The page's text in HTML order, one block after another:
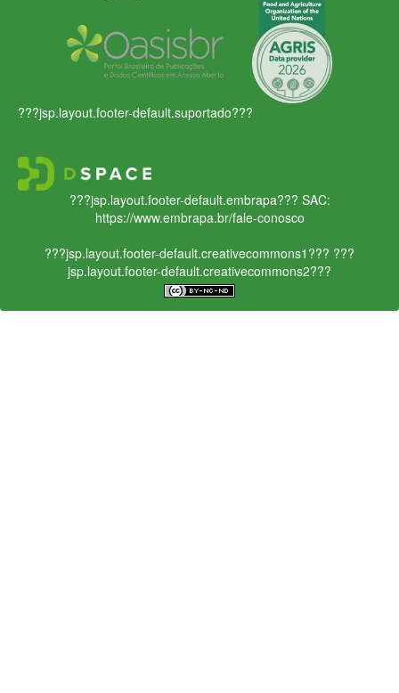
???jsp.layout.footer-default.suportado???
???jsp.layout.footer-default.embrapa??? SAC:
https://www.embrapa.br/fale-conosco
???jsp.layout.footer-default.creativecommons1??? ???
jsp.layout.footer-default.creativecommons2???